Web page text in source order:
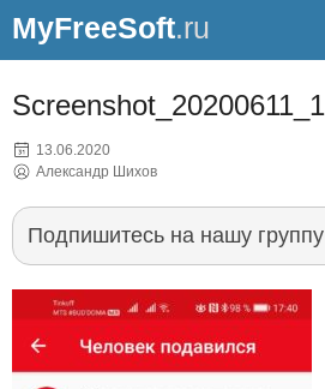
MyFreeSoft.ru
13.06.2020
Александр Шихов
Подпишитесь на нашу